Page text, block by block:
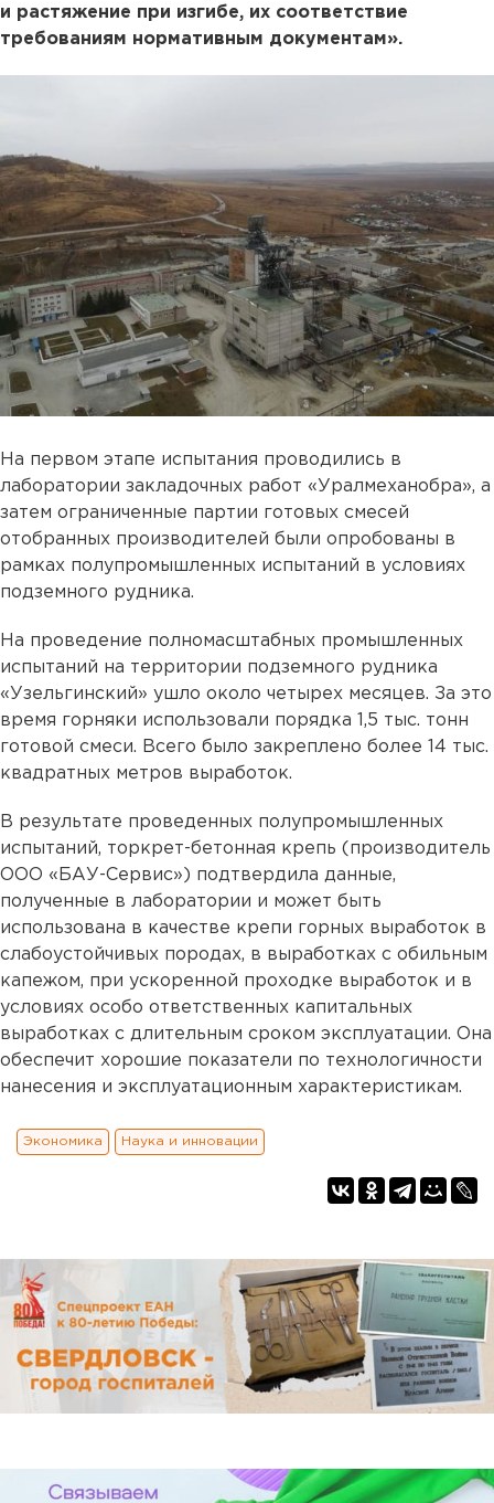
и растяжение при изгибе, их соответствие
требованиям нормативным документам».
На первом этапе испытания проводились в
лаборатории закладочных работ «Уралмеханобра», а
затем ограниченные партии готовых смесей
отобранных производителей были опробованы в
рамках полупромышленных испытаний в условиях
подземного рудника.
На проведение полномасштабных промышленных
испытаний на территории подземного рудника
«Узельгинский» ушло около четырех месяцев. За это
время горняки использовали порядка 1,5 тыс. тонн
готовой смеси. Всего было закреплено более 14 тыс.
квадратных метров выработок.
В результате проведенных полупромышленных
испытаний, торкрет-бетонная крепь (производитель
ООО «БАУ-Сервис») подтвердила данные,
полученные в лаборатории и может быть
использована в качестве крепи горных выработок в
слабоустойчивых породах, в выработках с обильным
капежом, при ускоренной проходке выработок и в
условиях особо ответственных капитальных
выработках с длительным сроком эксплуатации. Она
обеспечит хорошие показатели по технологичности
нанесения и эксплуатационным характеристикам.
Экономика Наука и инновации